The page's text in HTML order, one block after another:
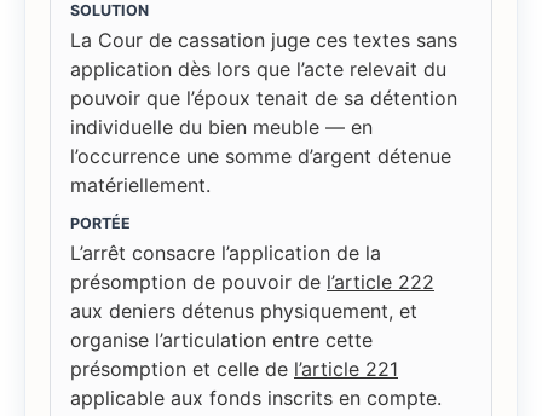
SOLUTION
La Cour de cassation juge ces textes sans
application dès lors que l’acte relevait du
pouvoir que l’époux tenait de sa détention
individuelle du bien meuble — en
l’occurrence une somme d’argent détenue
matériellement.
PORTÉE
L’arrêt consacre l’application de la
présomption de pouvoir de l’article 222
aux deniers détenus physiquement, et
organise l’articulation entre cette
présomption et celle de l’article 221
applicable aux fonds inscrits en compte.